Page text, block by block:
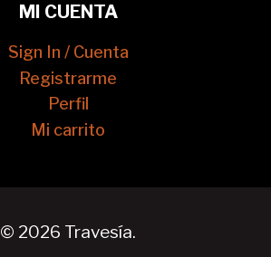
MI CUENTA
Sign In / Cuenta
Registrarme
Perfil
Mi carrito
© 2026 Travesía.